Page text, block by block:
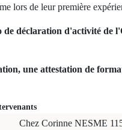
lors de leur première
de déclaration d'activité de
une attestation de
Chez Corinne NESME